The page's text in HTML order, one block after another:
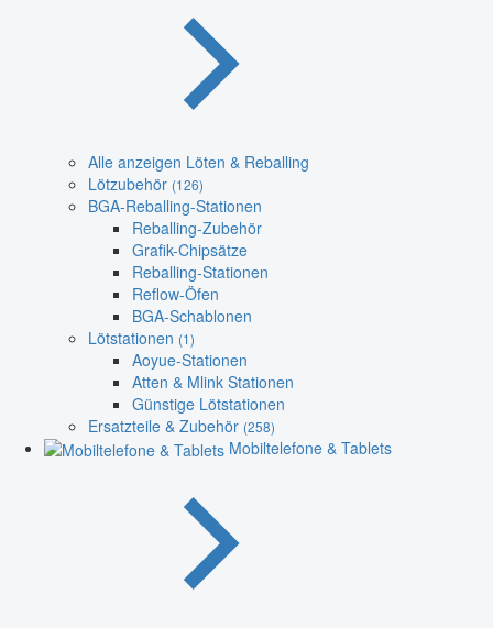
Alle anzeigen Löten & Reballing
Lötzubehör (126)
BGA-Reballing-Stationen
Reballing-Zubehör
Grafik-Chipsätze
Reballing-Stationen
Reflow-Öfen
BGA-Schablonen
Lötstationen (1)
Aoyue-Stationen
Atten & Mlink Stationen
Günstige Lötstationen
Ersatzteile & Zubehör (258)
Mobiltelefone & Tablets